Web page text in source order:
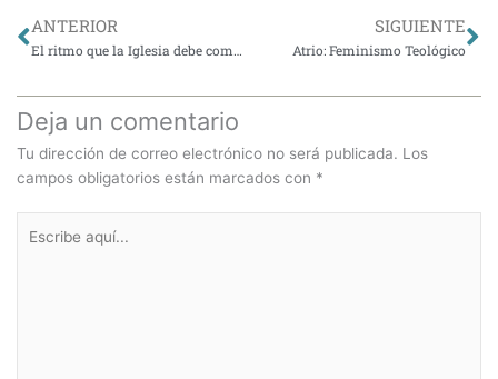
Ant
ANTERIOR
El ritmo que la Iglesia debe comprender
SIGUIENTE
Atrio: Feminismo Teológico
Deja un comentario
Tu dirección de correo electrónico no será publicada. Los
campos obligatorios están marcados con *
aquí...